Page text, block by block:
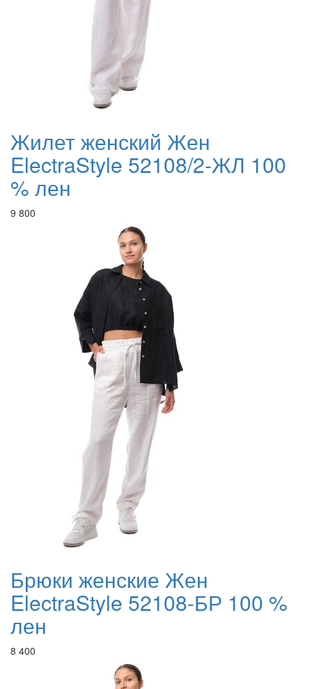
Жилет женский Жен
ElectraStyle 52108/2-ЖЛ 100
% лен
9 800
Брюки женские Жен
ElectraStyle 52108-БР 100 %
лен
8 400